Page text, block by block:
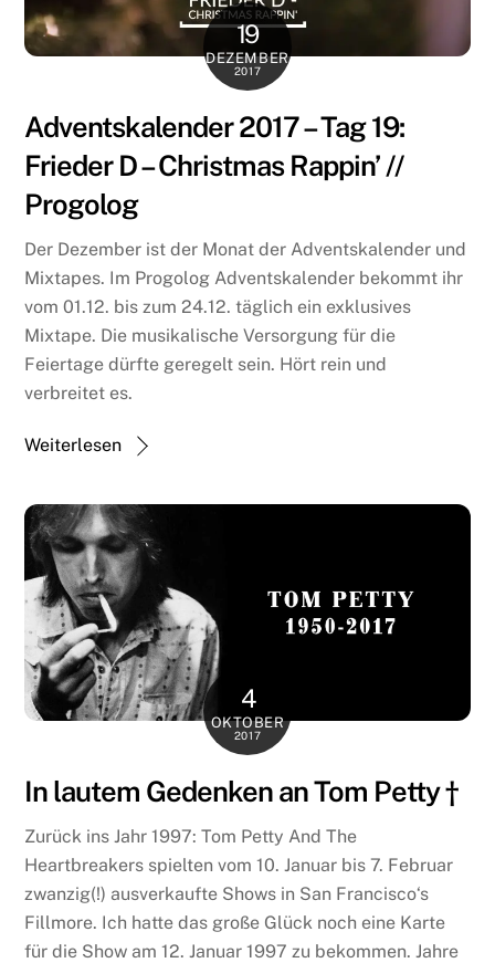
19
DEZEMBER
2017
Adventskalender 2017 – Tag 19:
Frieder D – Christmas Rappin’ //
Progolog
Der Dezember ist der Monat der Adventskalender und
Mixtapes. Im Progolog Adventskalender bekommt ihr
vom 01.12. bis zum 24.12. täglich ein exklusives
Mixtape. Die musikalische Versorgung für die
Feiertage dürfte geregelt sein. Hört rein und
verbreitet es.
Weiterlesen
4
OKTOBER
2017
In lautem Gedenken an Tom Petty †
Zurück ins Jahr 1997: Tom Petty And The
Heartbreakers spielten vom 10. Januar bis 7. Februar
zwanzig(!) ausverkaufte Shows in San Francisco‘s
Fillmore. Ich hatte das große Glück noch eine Karte
für die Show am 12. Januar 1997 zu bekommen. Jahre